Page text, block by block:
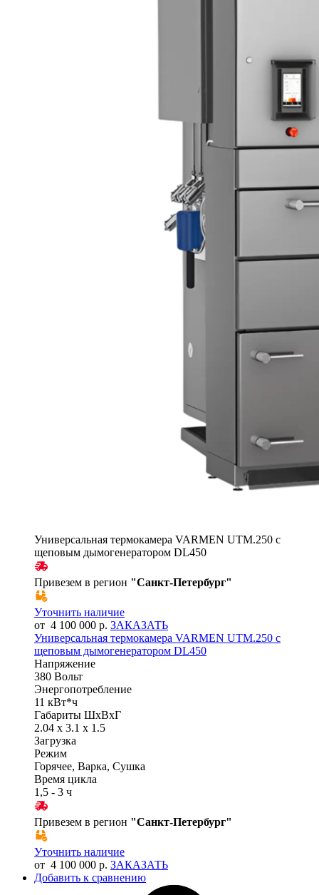
Универсальная термокамера VARMEN UTM.250 с
щеповым дымогенератором DL450
Привезем в регион "Санкт-Петербург"
Уточнить наличие
от 4 100 000 р. ЗАКАЗАТЬ
Универсальная термокамера VARMEN UTM.250 с
щеповым дымогенератором DL450
Напряжение
380 Вольт
Энергопотребление
11 кВт*ч
Габариты ШхВхГ
2.04 x 3.1 x 1.5
Загрузка
Режим
Горячее, Варка, Сушка
Время цикла
1,5 - 3 ч
Привезем в регион "Санкт-Петербург"
Уточнить наличие
от 4 100 000 р. ЗАКАЗАТЬ
Добавить к сравнению